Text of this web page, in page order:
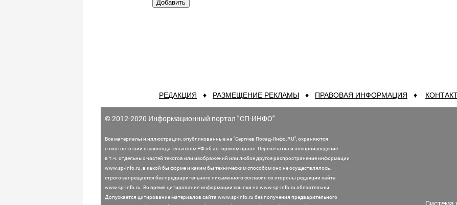
РЕДАКЦИЯ ♦ РАЗМЕЩЕНИЕ РЕКЛАМЫ ♦ ПРАВОВАЯ ИНФОРМАЦИЯ ♦
© 2012-2020 Информационный портал "СП-ИНФО"
Все материалы и иллюстрации,опубликованные на "Сергиев Посад-Инфо.RU", охраняются
в соответствии с законодательством РФ об авторском праве. Перепечатка и воспроизведение
в т.ч. отдельных частей текстов или изображений или любое другое распространение информации
www.sp-info.ru, в какой бы форме и каким бы техническим способом оно не осуществлялось,
строго запрещается без предварительного письменного согласия со стороны редакции сайта
www.sp-info.ru .Во время цитирования информации ссылки на www.sp-info.ru обязательны.
Допускается цитирование материалов сайта www.sp-info.ru без получения предварительного